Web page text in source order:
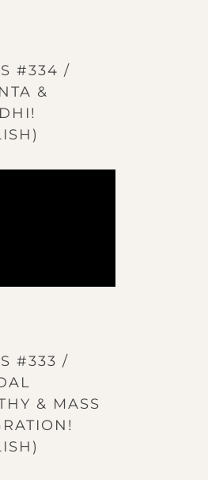
#334 /
&
#333 /
& MASS